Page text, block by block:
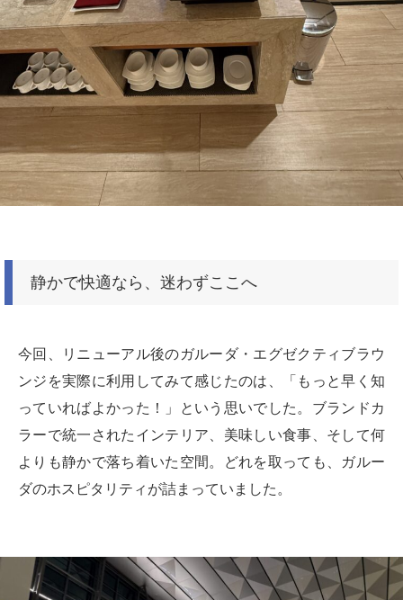
静かで快適なら、迷わずここへ
今回、リニューアル後のガルーダ・エグゼクティブラウ
ンジを実際に利用してみて感じたのは、「もっと早く知
っていればよかった！」という思いでした。ブランドカ
ラーで統一されたインテリア、美味しい食事、そして何
よりも静かで落ち着いた空間。どれを取っても、ガルー
ダのホスピタリティが詰まっていました。